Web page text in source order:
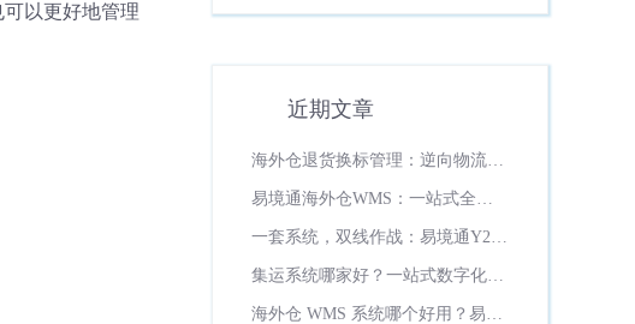
以更好地管理
近期文章
海外仓退货换标管理：逆向物流如
易境通海外仓WMS：一站式全场
一套系统，双线作战：易境通Y2系
集运系统哪家好？一站式数字化运
海外仓 WMS 系统哪个好用？易境